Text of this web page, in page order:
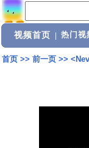
视频首页 热门视
首页>> 前一页>>